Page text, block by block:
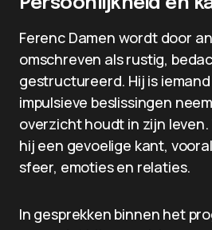
Ferenc Damen wordt door
omschreven als rustig,
gestructureerd. Hij is
impulsieve beslissingen
overzicht houdt in zijn
hij een gevoelige kant,
sfeer, emoties en relaties.
In gesprekken binnen het